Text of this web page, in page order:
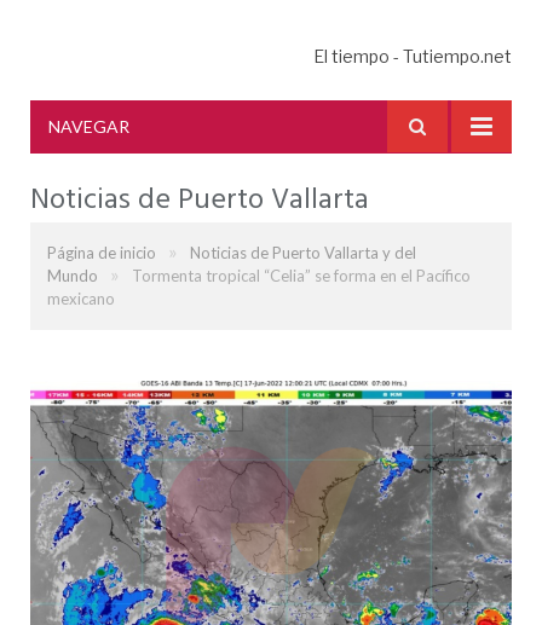
El tiempo - Tutiempo.net
NAVEGAR
Noticias de Puerto Vallarta
Página de inicio »
Noticias de Puerto Vallarta y del
Mundo
»
Tormenta tropical “Celia” se forma en el Pacífico
mexicano